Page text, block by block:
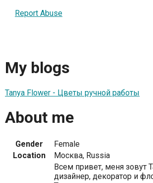
Report Abuse
My blogs
Tanya Flower - Цветы ручной работы
About me
Gender
Female
Location
Москва, Russia
Всем привет, меня зовут
дизайнер, декоратор и